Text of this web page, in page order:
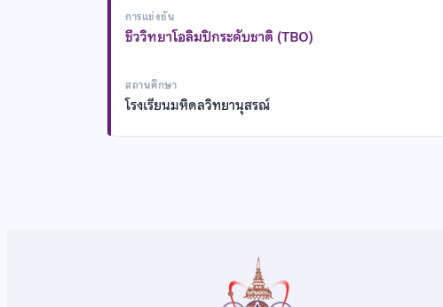
การแข่งขัน
ชีววิทยาโอลิมปิกระดับชาติ (TBO)
สถานศึกษา
โรงเรียนมหิดลวิทยานุสรณ์